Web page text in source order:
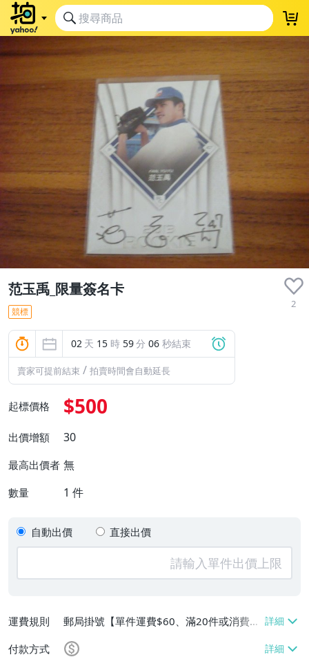
范玉禹_限量簽名卡
2
競標
02 天 15 時 59分 05 秒結束
賣家可提前結束 / 拍賣時間會自動延長
起標價格 $500
出價增額 30
最高出價者 無
數量 1 件
自動出價 直接出價
運費規則
郵局掛號【單件運費$60、滿20件或消費滿
$20000免運費】
付款方式